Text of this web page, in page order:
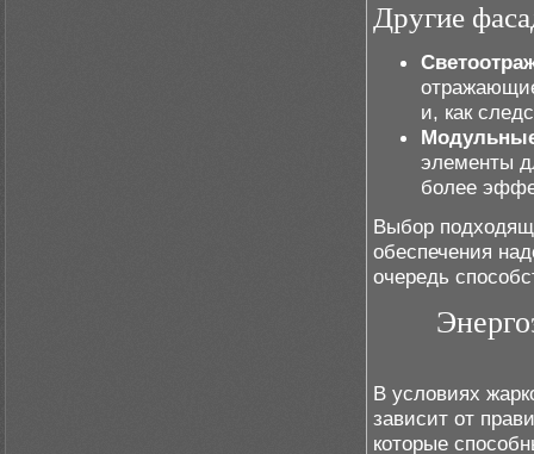
Другие
и, как
элементы
более
Выбор
обеспечения
очередь
В условиях
зависит от
которые